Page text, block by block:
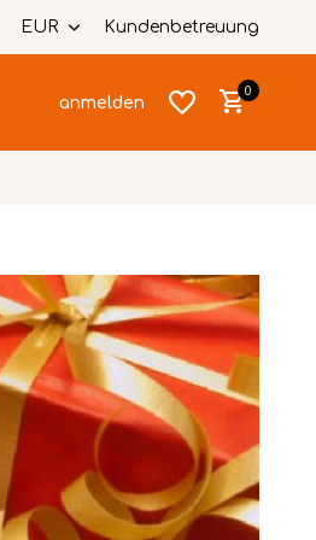
EUR Kundenbetreuung
anmelden
Benutzerkonto
anlegen
Benutzerkonto
anlegen
0